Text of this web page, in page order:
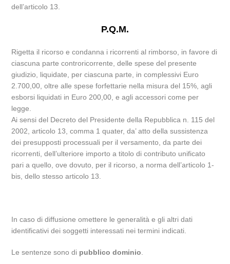
dell’articolo 13.
P.Q.M.
Rigetta il ricorso e condanna i ricorrenti al rimborso, in favore di
ciascuna parte controricorrente, delle spese del presente
giudizio, liquidate, per ciascuna parte, in complessivi Euro
2.700,00, oltre alle spese forfettarie nella misura del 15%, agli
esborsi liquidati in Euro 200,00, e agli accessori come per
legge.
Ai sensi del Decreto del Presidente della Repubblica n. 115 del
2002, articolo 13, comma 1 quater, da’ atto della sussistenza
dei presupposti processuali per il versamento, da parte dei
ricorrenti, dell’ulteriore importo a titolo di contributo unificato
pari a quello, ove dovuto, per il ricorso, a norma dell’articolo 1-
bis, dello stesso articolo 13.
In caso di diffusione omettere le generalità e gli altri dati
identificativi dei soggetti interessati nei termini indicati.
Le sentenze sono di pubblico dominio